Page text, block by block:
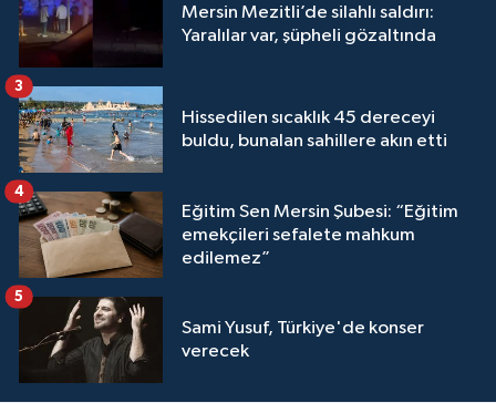
Mersin Mezitli’de silahlı saldırı:
Yaralılar var, şüpheli gözaltında
Hissedilen sıcaklık 45 dereceyi
buldu, bunalan sahillere akın etti
3
Eğitim Sen Mersin Şubesi: “Eğitim
emekçileri sefalete mahkum
edilemez”
4
Sami Yusuf, Türkiye'de konser
verecek
5